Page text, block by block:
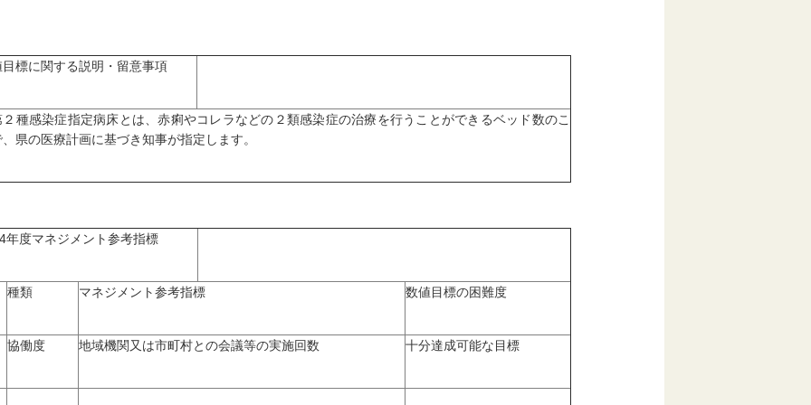
目標に関する説明・留意事項
種感染症指定病床とは、赤痢やコレラなどの２類感染症の治療を行うことができるベッド数のこ
、県の医療計画に基づき知事が指定します。
年度マネジメント参考指標
種類 マネジメント参考指標 数値目標の困難度
協働度 地域機関又は市町村との会議等の実施回数 十分達成可能な目標